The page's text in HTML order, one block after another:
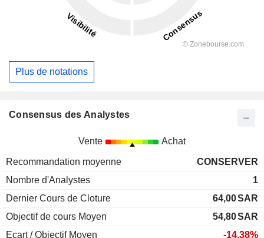
Plus de notations
Consensus des Analystes
Vente Achat
Recommandation moyenne
CONSERVER
Nombre d'Analystes
1
Dernier Cours de Cloture
64,00SAR
Objectif de cours Moyen
54,80SAR
Ecart / Objectif Moyen
-14,38%